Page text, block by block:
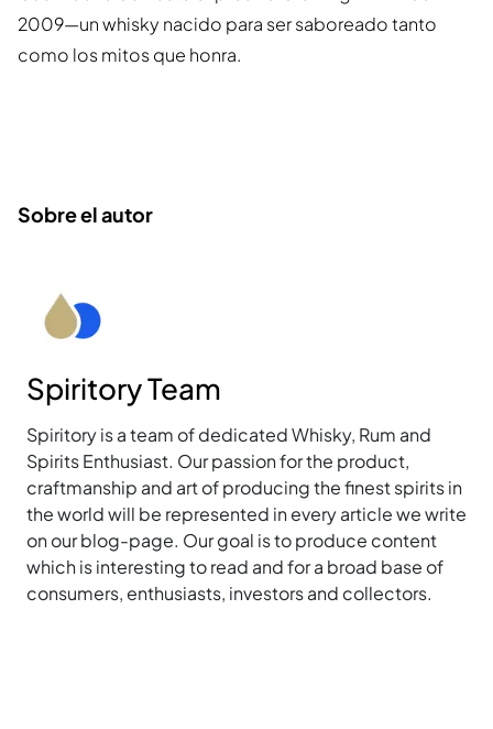
2009—un whisky nacido para ser saboreado tanto
como los mitos que honra.
Sobre el autor
Spiritory Team
Spiritory is a team of dedicated Whisky, Rum and
Spirits Enthusiast. Our passion for the product,
craftmanship and art of producing the finest spirits in
the world will be represented in every article we write
on our blog-page. Our goal is to produce content
which is interesting to read and for a broad base of
consumers, enthusiasts, investors and collectors.